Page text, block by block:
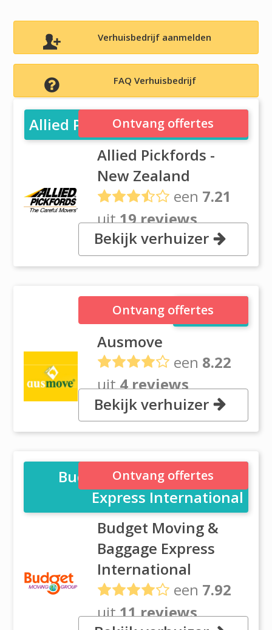
Verhuisbedrijf aanmelden
FAQ Verhuisbedrijf
Allied Pickfords - New Zealand
Allied Pickfords -
New Zealand
een 7.21
uit19 reviews
8 Lockhart Place, Mt Wellington,
1006 Auckland
Ontvang offertes
Bekijk verhuizer
Ausmove
Ausmove
een 8.22
uit4 reviews
41 Pavilion Drive, Airport Oaks,
2150 Auckland
Ontvang offertes
Bekijk verhuizer
Budget Moving & Baggage
Express International
Budget Moving &
Baggage Express
International
een 7.92
uit11 reviews
Ontvang offertes